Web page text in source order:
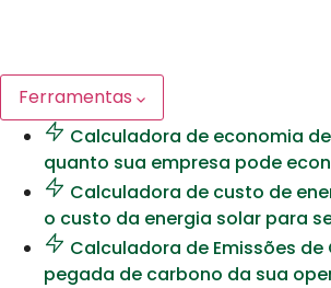
Ferramentas
Calculadora de economia
quanto sua empresa pode
Calculadora de custo de
o custo da energia solar para
Calculadora de Emissões de
pegada de carbono da sua